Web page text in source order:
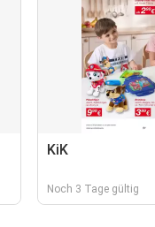
KiK
Noch 3 Tage gültig